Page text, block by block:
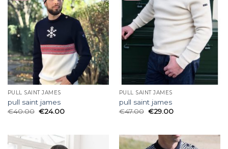
PULL SAINT JAMES
pull saint james
€40.00 €24.00
PULL SAINT JAMES
pull saint james
€47.00 €29.00